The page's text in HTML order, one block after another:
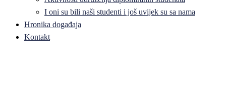
I oni su bili naši studenti i još uvijek su sa nama
Hronika događaja
Kontakt